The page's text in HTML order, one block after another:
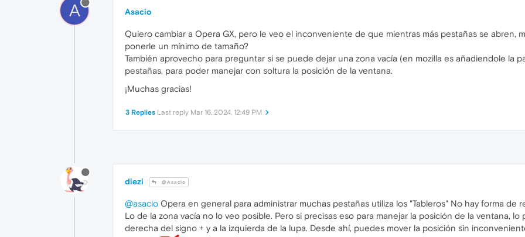
A Asacio
Quiero cambiar a Opera GX, pero le veo el inconveniente de que mientras más pestañas se abren,
ponerle un mínimo de tamaño?
También aprovecho para preguntar si se puede dejar una zona vacía (en mozilla es añadiendole la
pestañas, para poder manejar con soltura la posición de la ventana.
¡Muchas gracias!
3 Replies Last reply Mar 16, 2024, 12:49 PM
diezi @Asacio
@asacio Opera en general para administrar muchas pestañas utiliza los "Tableros" No hay forma de
Lo de la zona vacía no lo veo posible. Pero si precisas eso para manejar la posición de la ventana,
derecha del signo + y a la izquierda de la lupa. Desde ahí, puedes mover la posición sin